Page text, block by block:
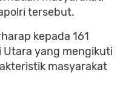
tersebut.
kepada 161
Utara yang mengikuti
masyarakat